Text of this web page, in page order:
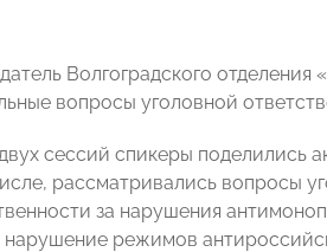
Волгоградского
вопросы уголовной
сессий спикеры поделились
рассматривались вопросы
за нарушения
режимов